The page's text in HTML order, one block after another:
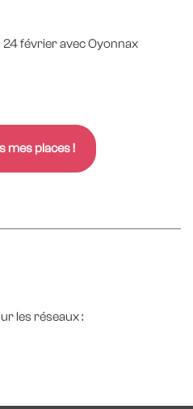
février avec Oyonnax
mes places !
les réseaux :